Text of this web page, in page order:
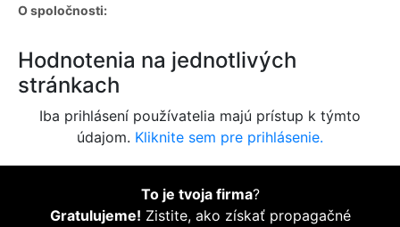
O spoločnosti:
Hodnotenia na jednotlivých
stránkach
Iba prihlásení používatelia majú prístup k týmto
údajom. Kliknite sem pre prihlásenie.
To je tvoja firma?
Gratulujeme! Zistite, ako získať propagačné